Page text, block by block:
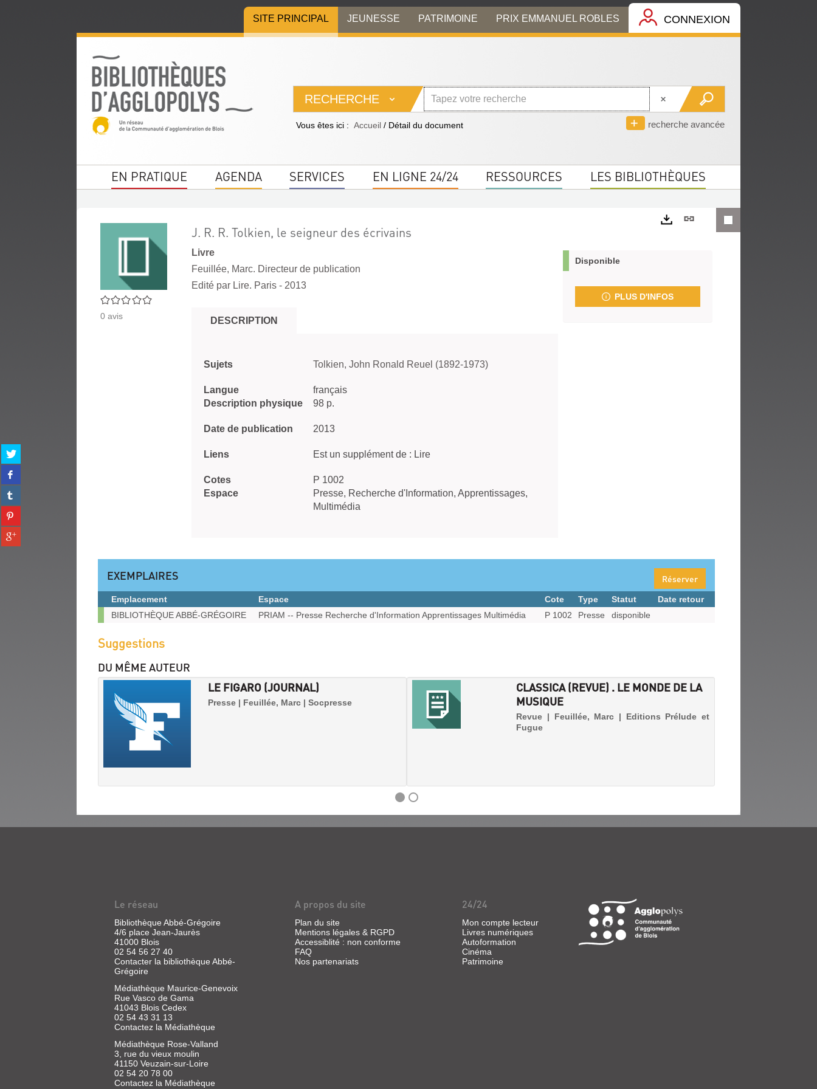
menu
contenu
la
SITE PRINCIPAL JEUNESSE PATRIMOINE PRIX EMMANUEL ROBLES CONNEXION
RECHERCHE
recherche avancée
Vous êtes ici : Accueil / Détail du document
EN PRATIQUE AGENDA SERVICES EN LIGNE 24/24 RESSOURCES LES BIBLIOTHÈQUES
Partager
sur
twitter
(Nouvelle
fenêtre)
Partager
sur
facebook
(Nouvelle
fenêtre)
Partager
sur
tumblr
(Nouvelle
fenêtre)
Partager
sur
pinterest
(Nouvelle
Partager
sur
0/5
0 avis
J. R. R. Tolkien, le seigneur des écrivains
Livre
Feuillée, Marc. Directeur de publication
Edité par Lire. Paris - 2013
DESCRIPTION
Sujets Tolkien, John Ronald Reuel (1892-1973)
Langue
français
Description physique
98 p.
Date de publication 2013
Liens Est un supplément de : Lire
Cotes
P 1002
Espace
Presse, Recherche d'Information, Apprentissages,
Multimédia
Lien
Disponible
PLUS D'INFOS
EXEMPLAIRES Réserver
Exemplaires
Emplacement Espace Cote Type Statut
Date retour
BIBLIOTHÈQUE ABBÉ-GRÉGOIRE
PRIAM -- Presse Recherche d'Information Apprentissages Multimédia P 1002 Presse disponible
Suggestions
DU MÊME AUTEUR
LE FIGARO (JOURNAL)
Presse | Feuillée, Marc | Socpresse
CLASSICA (REVUE) . LE MONDE DE LA
MUSIQUE
Revue | Feuillée, Marc | Editions Prélude et
Fugue
Presse
Feuillée,
Marc
Socpresse
CLASSICA
(REVUE)
LE
Le réseau
Bibliothèque Abbé-Grégoire
4/6 place Jean-Jaurès
41000 Blois
02 54 56 27 40
Contacter la bibliothèque Abbé-
Grégoire
Médiathèque Maurice-Genevoix
Rue Vasco de Gama
41043 Blois Cedex
02 54 43 31 13
Contactez la Médiathèque
Médiathèque Rose-Valland
3, rue du vieux moulin
41150 Veuzain-sur-Loire
02 54 20 78 00
Contactez la Médiathèque
A propos du site
Plan du site
Mentions légales & RGPD
Accessiblité : non conforme
FAQ
Nos partenariats
24/24
Mon compte lecteur
Livres numériques
Autoformation
Cinéma
Patrimoine